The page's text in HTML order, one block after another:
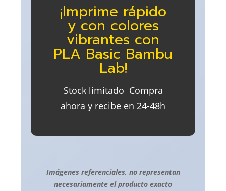
¡Imprime rápido
y con colores
vibrantes con
PLA Basic Bambu
Lab!
Stock limitado  Compra
ahora y recibe en 24-48h
Imágenes referenciales, no representan
necesariamente el producto exacto